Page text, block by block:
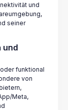
und
seiner
und
funktional
von
Meta,